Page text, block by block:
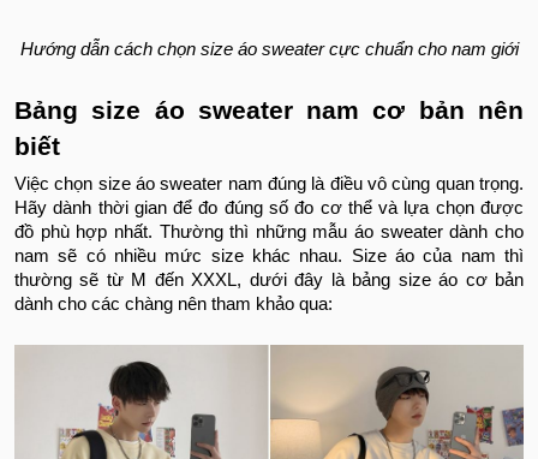
Hướng dẫn cách chọn size áo sweater cực chuẩn cho nam giới
Bảng size áo sweater nam cơ bản nên
biết
Việc chọn size áo sweater nam đúng là điều vô cùng quan trọng.
Hãy dành thời gian để đo đúng số đo cơ thể và lựa chọn được
đồ phù hợp nhất. Thường thì những mẫu áo sweater dành cho
nam sẽ có nhiều mức size khác nhau. Size áo của nam thì
thường sẽ từ M đến XXXL, dưới đây là bảng size áo cơ bản
dành cho các chàng nên tham khảo qua: